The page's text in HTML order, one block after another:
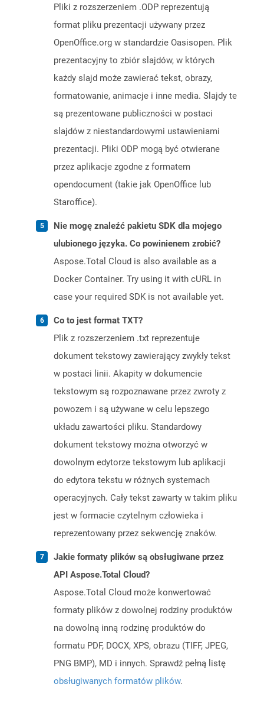
Pliki z rozszerzeniem .ODP reprezentują
format pliku prezentacji używany przez
OpenOffice.org w standardzie Oasisopen. Plik
prezentacyjny to zbiór slajdów, w których
każdy slajd może zawierać tekst, obrazy,
formatowanie, animacje i inne media. Slajdy te
są prezentowane publiczności w postaci
slajdów z niestandardowymi ustawieniami
prezentacji. Pliki ODP mogą być otwierane
przez aplikacje zgodne z formatem
opendocument (takie jak OpenOffice lub
Staroffice).
Nie mogę znaleźć pakietu SDK dla mojego
ulubionego języka. Co powinienem zrobić?
Aspose.Total Cloud is also available as a
Docker Container. Try using it with cURL in
case your required SDK is not available yet.
Co to jest format TXT?
Plik z rozszerzeniem .txt reprezentuje
dokument tekstowy zawierający zwykły tekst
w postaci linii. Akapity w dokumencie
tekstowym są rozpoznawane przez zwroty z
powozem i są używane w celu lepszego
układu zawartości pliku. Standardowy
dokument tekstowy można otworzyć w
dowolnym edytorze tekstowym lub aplikacji
do edytora tekstu w różnych systemach
operacyjnych. Cały tekst zawarty w takim pliku
jest w formacie czytelnym człowieka i
reprezentowany przez sekwencję znaków.
Jakie formaty plików są obsługiwane przez
API Aspose.Total Cloud?
Aspose.Total Cloud może konwertować
formaty plików z dowolnej rodziny produktów
na dowolną inną rodzinę produktów do
formatu PDF, DOCX, XPS, obrazu (TIFF, JPEG,
PNG BMP), MD i innych. Sprawdź pełną listę
obsługiwanych formatów plików.